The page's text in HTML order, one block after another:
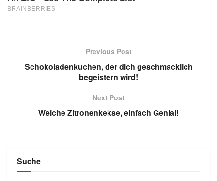
Previous Post
Schokoladenkuchen, der dich geschmacklich
begeistern wird!
Next Post
Weiche Zitronenkekse, einfach Genial!
Suche